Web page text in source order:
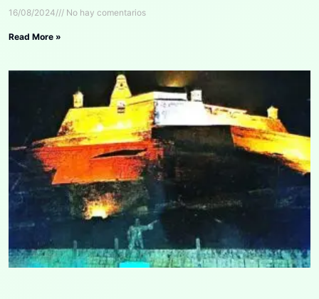
16/08/2024 No hay comentarios
Read More »